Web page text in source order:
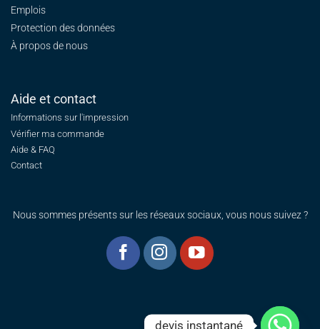
Emplois
Protection des données
À propos de nous
Aide et contact
Informations sur l'impression
Vérifier ma commande
Aide & FAQ
Contact
Nous sommes présents sur les réseaux sociaux, vous nous suivez ?
devis instantané